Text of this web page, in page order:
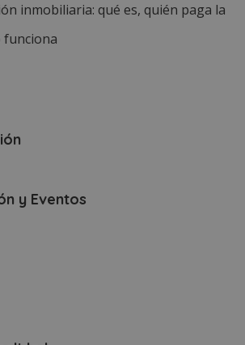
inmobiliaria: qué es, quién paga la
funciona
y Eventos